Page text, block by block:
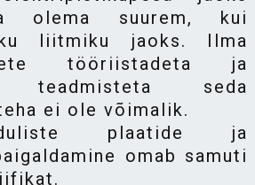
olema suurem, kui
liitmiku jaoks. Ilma
tööriistadeta ja
teadmisteta seda
ei ole võimalik.
plaatide ja
omab samuti